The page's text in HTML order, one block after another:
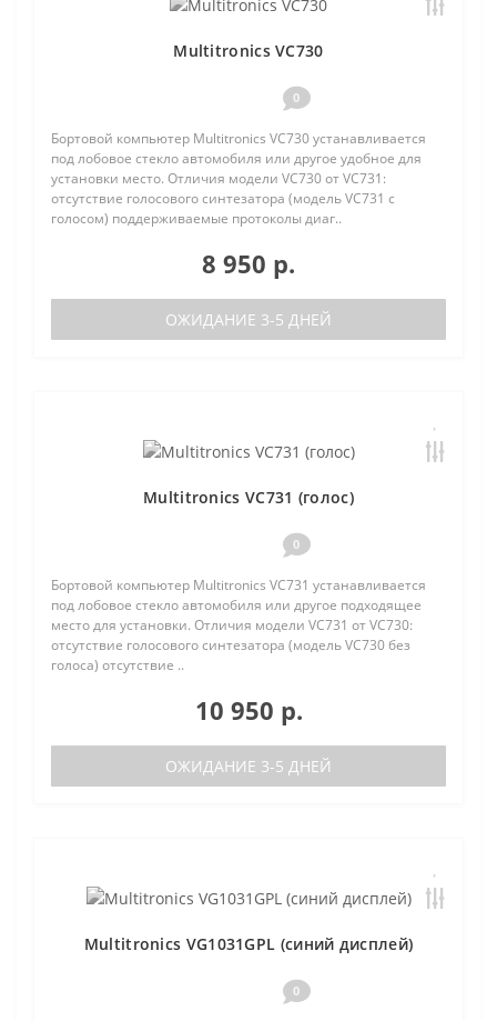
Multitronics VC730
0
Бортовой компьютер Multitronics VC730 устанавливается
под лобовое стекло автомобиля или другое удобное для
установки место. Отличия модели VC730 от VC731:
отсутствие голосового синтезатора (модель VC731 с
голосом) поддерживаемые протоколы диаг..
8 950 р.
ОЖИДАНИЕ 3-5 ДНЕЙ
Multitronics VC731 (голос)
0
Бортовой компьютер Multitronics VC731 устанавливается
под лобовое стекло автомобиля или другое подходящее
место для установки. Отличия модели VC731 от VC730:
отсутствие голосового синтезатора (модель VC730 без
голоса) отсутствие ..
10 950 р.
ОЖИДАНИЕ 3-5 ДНЕЙ
Multitronics VG1031GPL (синий дисплей)
0